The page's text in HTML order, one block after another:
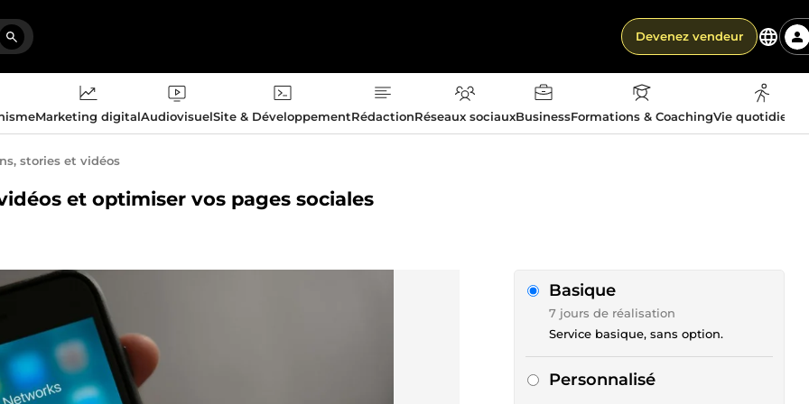
Devenez vendeur
Marketing digitalAudiovisuelSite & DéveloppementRédactionRéseaux sociauxBusinessFormations & CoachingVie
stories et vidéos
et optimiser vos pages sociales
Basique
7 jours de réalisation
Service basique, sans option.
Personnalisé